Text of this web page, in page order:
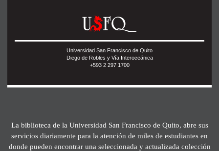
Universidad San Francisco de Quito
Diego de Robles y Vía Interoceánica
+593 2 297 1700
La biblioteca de la Universidad San Francisco de Quito, abre sus
servicios diariamente para la atención de miles de estudiantes en
donde pueden encontrar una seleccionada y actualizada colección